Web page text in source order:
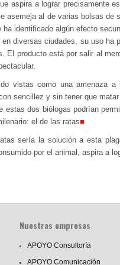
aspira a lograr precisamente
asemeja al de varias bolsas de
identificado algún efecto
diversas ciudades, su uso ha
El producto está por salir al
vistas como una amenaza a
sencillez y sin tener que
estas dos biólogas podrían
el de las ratas■
sería la solución a esta
por el animal, aspira a
Nuestras empresas
APOYO Consultoría
APOYO Comunicación